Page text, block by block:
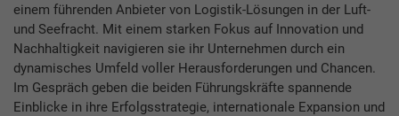
einem führenden Anbieter von Logistik-Lösungen in der Luft-
und Seefracht. Mit einem starken Fokus auf Innovation und
Nachhaltigkeit navigieren sie ihr Unternehmen durch ein
dynamisches Umfeld voller Herausforderungen und Chancen.
Im Gespräch geben die beiden Führungskräfte spannende
Einblicke in ihre Erfolgsstrategie, internationale Expansion und